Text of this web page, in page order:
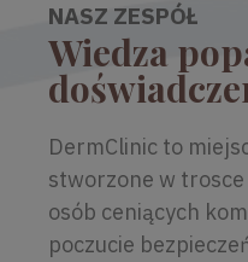
NASZ ZESPÓŁ
Wiedza
DermClinic to
stworzone w
osób ceniących
poczucie